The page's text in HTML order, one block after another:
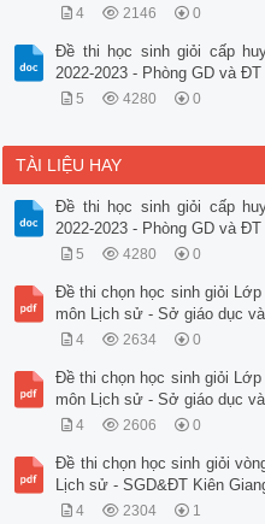
4 2146 0
Đề thi học sinh giỏi cấp
2022-2023 - Phòng GD và
5 4280 0
TÀI LIỆU HAY
Đề thi học sinh giỏi cấp
2022-2023 - Phòng GD và
5 4280 0
Đề thi chọn học sinh giỏi Lớp
môn Lịch sử - Sở giáo dục
4 2634 0
Đề thi chọn học sinh giỏi Lớp
môn Lịch sử - Sở giáo dục
4 2606 0
Đề thi chọn học sinh giỏi
Lịch sử - SGD&ĐT Kiên
4 2304 1